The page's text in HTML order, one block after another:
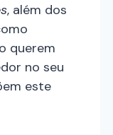
, além dos
querem
no seu
este